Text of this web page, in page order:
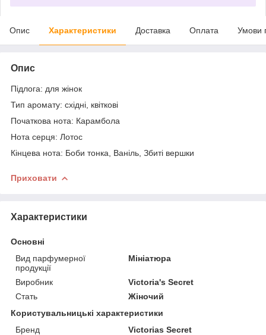
Опис Характеристики Доставка Оплата Умови
Опис
Підлога: для жінок
Тип аромату: східні, квіткові
Початкова нота: Карамбола
Нота серця: Лотос
Кінцева нота: Боби тонка, Ваніль, Збиті вершки
Приховати
Характеристики
Основні
Вид парфумерної
продукції
Мініатюра
Виробник
Victoria's Secret
Стать
Жіночий
Користувальницькі характеристики
Бренд
Victorias Secret